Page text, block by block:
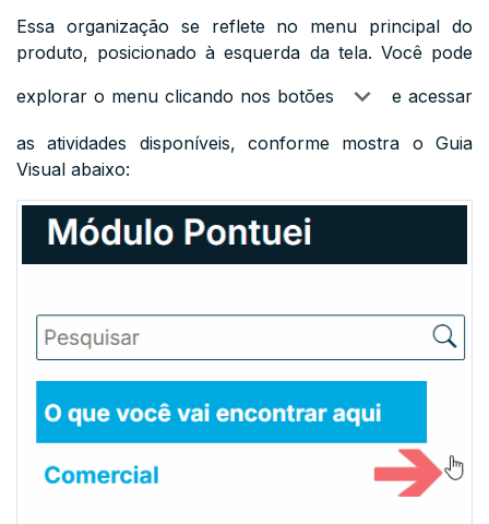
Essa organização se reflete no menu principal do
produto, posicionado à esquerda da tela. Você pode
explorar o menu clicando nos botões e acessar
as atividades disponíveis, conforme mostra o Guia
Visual abaixo: